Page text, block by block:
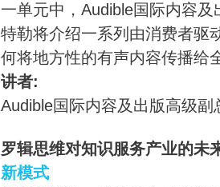
一单元中，Audible国际内容
特勒将介绍一系列由消费者驱
何将地方性的有声内容传播给
讲者:
Audible国际内容及出版高级
罗辑思维对知识服务产业的未
新模式